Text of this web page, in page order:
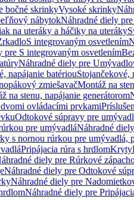
bočné skrinkyVysoké skrinky
nábytokNáhradné diely
na uteráky a háčiky na uteráky
S integrovaným osvetlením
pre S integrovaným osvetlením
Náhradné diely pre
napájanie batériouStojančekové,
zmiešavačMontáž na
na stenu, napájanie generátorom
ovládacími prvkami
Odtokové súpravy pre
pre umývadláNáhradné
s nornou rúrkou pre umývadlá,
Pripájacia rúra s hrdlomKryty
diely pre Rúrkové
Náhradné diely pre Odtokové
Náhradné diely pre
Náhradné diely pre